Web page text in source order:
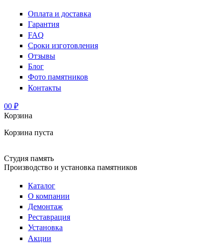
Оплата и доставка
Гарантия
FAQ
Сроки изготовления
Отзывы
Блог
Фото памятников
Контакты
00 ₽
Корзина
Корзина пуста
Студия память
Производство и установка памятников
Каталог
О компании
Демонтаж
Реставрация
Установка
Акции